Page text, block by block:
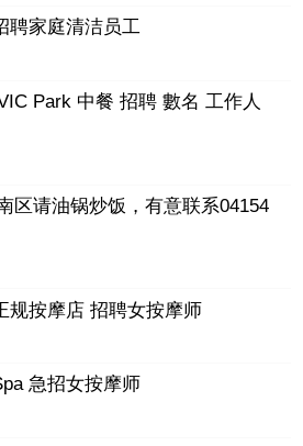
聘家庭清洁员工
Park 中餐 招聘 數名 工作人
区请油锅炒饭，有意联系04154
规按摩店 招聘女按摩师
急招女按摩师